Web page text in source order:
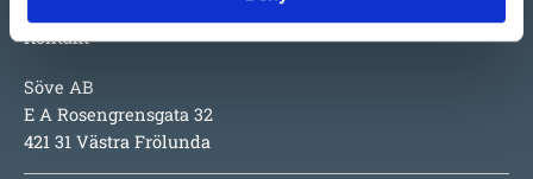
Kontakt
Söve AB
E A Rosengrensgata 32
421 31 Västra Frölunda